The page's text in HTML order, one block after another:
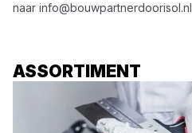
naar info@bouwpartnerdoorisol.nl
ASSORTIMENT